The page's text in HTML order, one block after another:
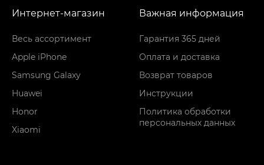
Интернет-магазин
Весь ассортимент
Apple iPhone
Samsung Galaxy
Huawei
Honor
Xiaomi
Важная информация
Гарантия 365 дней
Оплата и доставка
Возврат товаров
Инструкции
Политика обработки
персональных данных